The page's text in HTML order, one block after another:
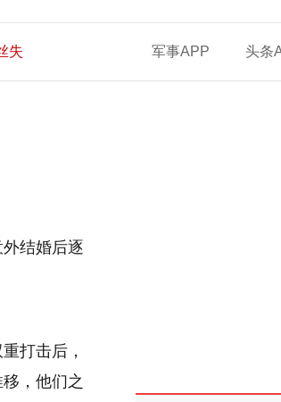
失
失
军事APP 头条
结婚后逐
打击后，
，他们之